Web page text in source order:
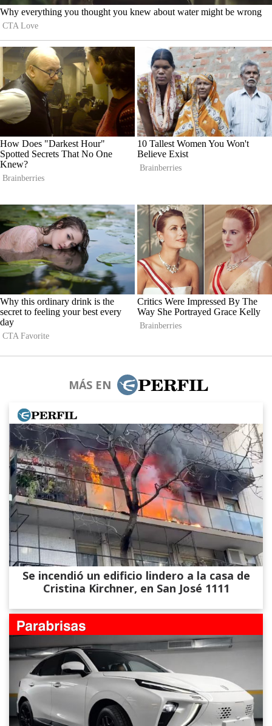
MÁS EN
Se incendió un edificio lindero a la casa de
Cristina Kirchner, en San José 1111